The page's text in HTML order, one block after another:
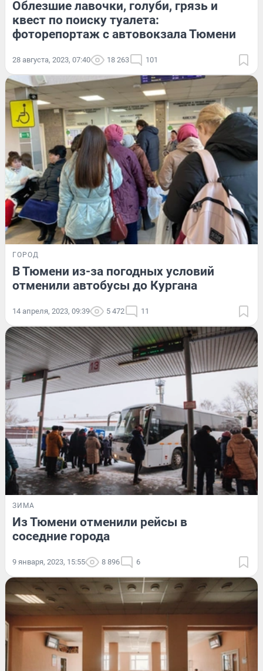
Облезшие лавочки, голуби, грязь и
квест по поиску туалета:
фоторепортаж с автовокзала Тюмени
28 августа, 2023, 07:40 18 263 101
ГОРОД
В Тюмени из-за погодных условий
отменили автобусы до Кургана
14 апреля, 2023, 09:39 5 472 11
ЗИМА
Из Тюмени отменили рейсы в
соседние города
9 января, 2023, 15:55 8 896 6